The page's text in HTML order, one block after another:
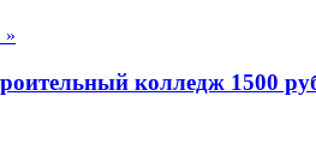
»
колледж 1500